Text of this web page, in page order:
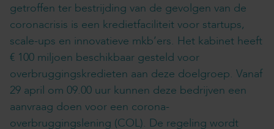
getroffen ter bestrijding van de gevolgen van de
coronacrisis is een kredietfaciliteit voor startups,
scale-ups en innovatieve mkb’ers. Het kabinet heeft
€ 100 miljoen beschikbaar gesteld voor
overbruggingskredieten aan deze doelgroep. Vanaf
29 april om 09.00 uur kunnen deze bedrijven een
aanvraag doen voor een corona-
overbruggingslening (COL). De regeling wordt